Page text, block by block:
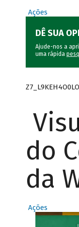
Ações
DÊ SUA
Ajude-nos a
uma rápida
do
da
Ações